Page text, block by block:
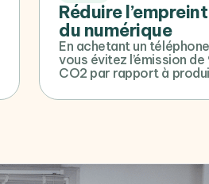
Réduire
du numérique
En achetant un
vous évitez l’émission de
CO2 par rapport à